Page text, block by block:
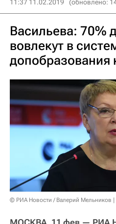
11:37 11.02.2019 (обновлено:
Васильева: 70%
вовлекут в
допобразования
© РИА Новости / Валерий Мельников